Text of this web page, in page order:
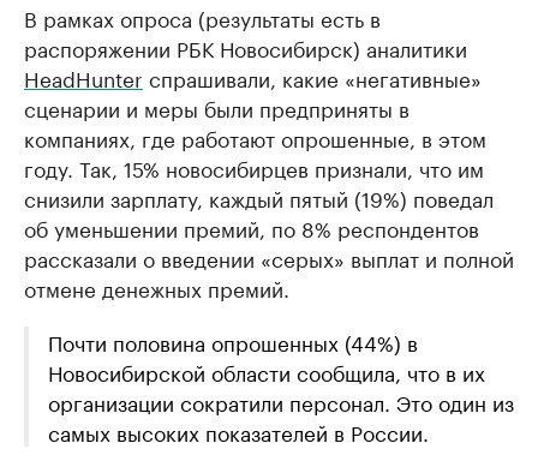
В рамках опроса (результаты есть в
распоряжении РБК Новосибирск) аналитики
HeadHunter спрашивали, какие «негативные»
сценарии и меры были предприняты в
компаниях, где работают опрошенные, в этом
году. Так, 15% новосибирцев признали, что им
снизили зарплату, каждый пятый (19%) поведал
об уменьшении премий, по 8% респондентов
рассказали о введении «серых» выплат и полной
отмене денежных премий.
Почти половина опрошенных (44%) в
Новосибирской области сообщила, что в их
организации сократили персонал. Это один из
самых высоких показателей в России.